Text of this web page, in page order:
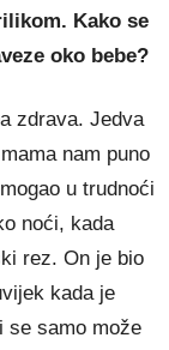
Kako se
oko bebe?
zdrava. Jedva
nam puno
u trudnoći
noći, kada
rez. On je bio
kada je
se samo može